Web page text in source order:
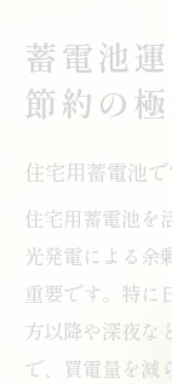
蓄電池
節約の
住宅用蓄電池
住宅用蓄電池を
光発電による余
重要です。特に
方以降や深夜な
で、買電量を減